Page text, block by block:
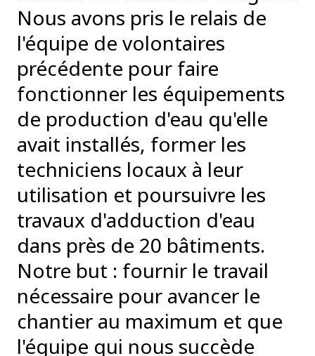
Nous avons pris le relais de
l'équipe de volontaires
précédente pour faire
fonctionner les équipements
de production d'eau qu'elle
avait installés, former les
techniciens locaux à leur
utilisation et poursuivre les
travaux d'adduction d'eau
dans près de 20 bâtiments.
Notre but : fournir le travail
nécessaire pour avancer le
chantier au maximum et que
l'équipe qui nous succède